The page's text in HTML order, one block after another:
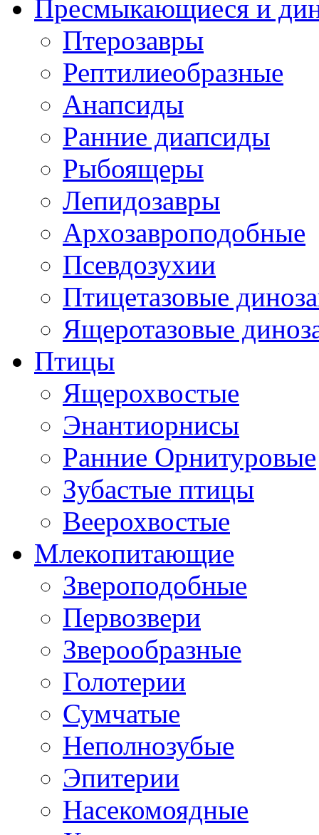
Пресмыкающиеся и
Птерозавры
Рептилиеобразные
Анапсиды
Ранние диапсиды
Рыбоящеры
Лепидозавры
Архозавроподобные
Псевдозухии
Птицетазовые
Ящеротазовые
Птицы
Ящерохвостые
Энантиорнисы
Ранние Орнитуровые
Зубастые птицы
Веерохвостые
Млекопитающие
Звероподобные
Первозвери
Зверообразные
Голотерии
Сумчатые
Неполнозубые
Эпитерии
Насекомоядные